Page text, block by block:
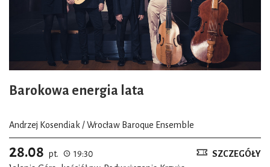
Barokowa energia lata
Andrzej Kosendiak / Wrocław Baroque Ensemble
28.08 pt.
19:30
SZCZEGÓŁY